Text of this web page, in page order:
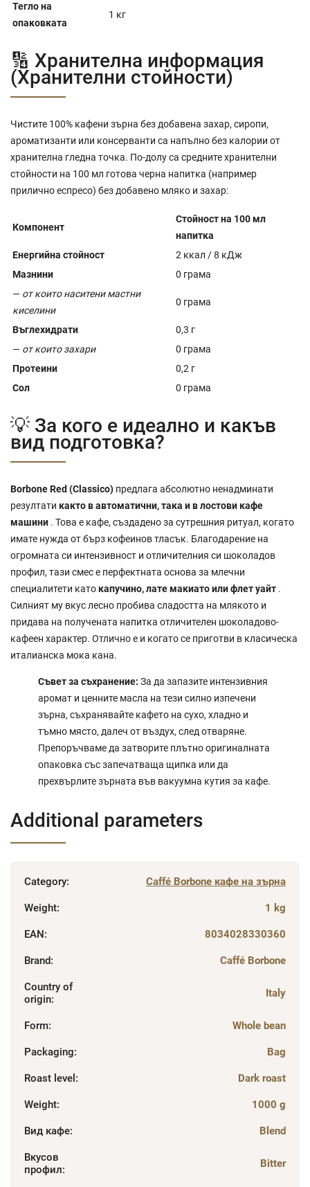
Тегло на
опаковката
1 кг
🔢 Хранителна информация
(Хранителни стойности)
Чистите 100% кафени зърна без добавена захар, сиропи,
ароматизанти или консерванти са напълно без калории от
хранителна гледна точка. По-долу са средните хранителни
стойности на 100 мл готова черна напитка (например
прилично еспресо) без добавено мляко и захар:
Компонент
Стойност на 100 мл
напитка
Енергийна стойност
2 ккал / 8 кДж
Мазнини
0 грама
— от които наситени мастни
киселини
0 грама
Въглехидрати
0,3 г
— от които захари
0 грама
Протеини
0,2 г
Сол
0 грама
💡 За кого е идеално и какъв
вид подготовка?
Borbone Red (Classico) предлага абсолютно ненадминати
резултати както в автоматични, така и в лостови кафе
машини . Това е кафе, създадено за сутрешния ритуал, когато
имате нужда от бърз кофеинов тласък. Благодарение на
огромната си интензивност и отличителния си шоколадов
профил, тази смес е перфектната основа за млечни
специалитети катокапучино, лате макиато или флет уайт .
Силният му вкус лесно пробива сладостта на млякото и
придава на получената напитка отличителен шоколадово-
кафеен характер. Отлично е и когато се приготви в класическа
италианска мока кана.
Съвет за съхранение: За да запазите интензивния
аромат и ценните масла на тези силно изпечени
зърна, съхранявайте кафето на сухо, хладно и
тъмно място, далеч от въздух, след отваряне.
Препоръчваме да затворите плътно оригиналната
опаковка със запечатваща щипка или да
прехвърлите зърната във вакуумна кутия за кафе.
Additional parameters
Category: Caffé Borbone кафе на зърна
Weight: 1 kg
EAN: 8034028330360
Brand: Caffé Borbone
Country of
origin: Italy
Form: Whole bean
Packaging: Bag
Roast level : Dark roast
Weight: 1000 g
Вид кафе: Blend
Вкусов
профил: Bitter